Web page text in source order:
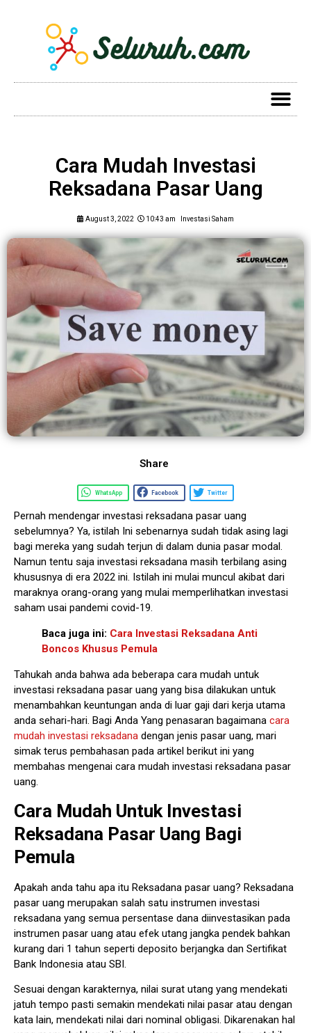
Cara Mudah Investasi
Reksadana Pasar Uang
August 3, 2022 10:43 am Investasi Saham
Share
WhatsApp Facebook Twitter
Pernah mendengar investasi reksadana pasar uang
sebelumnya? Ya, istilah Ini sebenarnya sudah tidak asing lagi
bagi mereka yang sudah terjun di dalam dunia pasar modal.
Namun tentu saja investasi reksadana masih terbilang asing
khususnya di era 2022 ini. Istilah ini mulai muncul akibat dari
maraknya orang-orang yang mulai memperlihatkan investasi
saham usai pandemi covid-19.
Baca juga ini: Cara Investasi Reksadana Anti
Boncos Khusus Pemula
Tahukah anda bahwa ada beberapa cara mudah untuk
investasi reksadana pasar uang yang bisa dilakukan untuk
menambahkan keuntungan anda di luar gaji dari kerja utama
anda sehari-hari. Bagi Anda Yang penasaran bagaimana cara
mudah investasi reksadana dengan jenis pasar uang, mari
simak terus pembahasan pada artikel berikut ini yang
membahas mengenai cara mudah investasi reksadana pasar
uang.
Cara Mudah Untuk Investasi
Reksadana Pasar Uang Bagi
Pemula
Apakah anda tahu apa itu Reksadana pasar uang? Reksadana
pasar uang merupakan salah satu instrumen investasi
reksadana yang semua persentase dana diinvestasikan pada
instrumen pasar uang atau efek utang jangka pendek bahkan
kurang dari 1 tahun seperti deposito berjangka dan Sertifikat
Bank Indonesia atau SBI.
Sesuai dengan karakternya, nilai surat utang yang mendekati
jatuh tempo pasti semakin mendekati nilai pasar atau dengan
kata lain, mendekati nilai dari nominal obligasi. Dikarenakan hal